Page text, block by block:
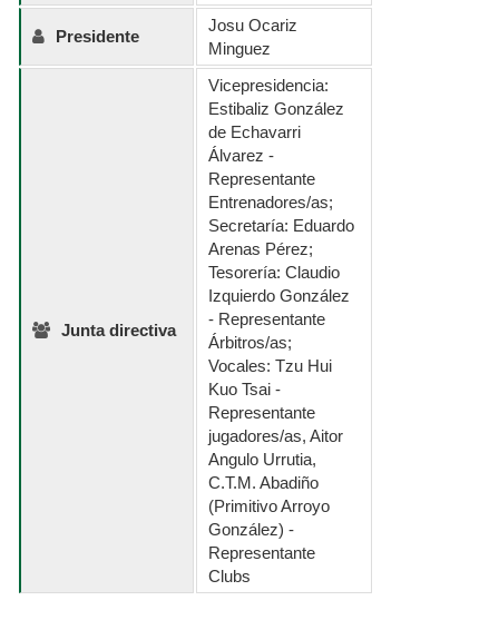
Presidente
Josu Ocariz
Minguez
Junta directiva
Vicepresidencia:
Estibaliz González
de Echavarri
Álvarez -
Representante
Entrenadores/as;
Secretaría: Eduardo
Arenas Pérez;
Tesorería: Claudio
Izquierdo González
- Representante
Árbitros/as;
Vocales: Tzu Hui
Kuo Tsai -
Representante
jugadores/as, Aitor
Angulo Urrutia,
C.T.M. Abadiño
(Primitivo Arroyo
González) -
Representante
Clubs